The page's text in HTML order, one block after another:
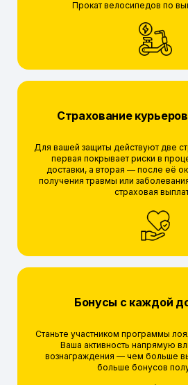
Прокат велосипедов по
Страхование
Для вашей защиты действуют две
первая покрывает риски в
доставки, а вторая — после её
получения травмы или
страховая
Бонусы с каждой
Станьте участником программы
Ваша активность напрямую
вознаграждения — чем больше
больше бонусов